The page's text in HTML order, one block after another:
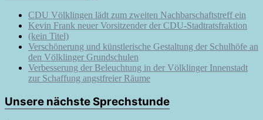
CDU Völklingen lädt zum zweiten Nachbarschaftstreff ein
Kevin Frank neuer Vorsitzender der CDU-Stadtratsfraktion
(kein Titel)
Verschönerung und künstlerische Gestaltung der Schulhöfe an
den Völklinger Grundschulen
Verbesserung der Beleuchtung in der Völklinger Innenstadt
zur Schaffung angstfreier Räume
Unsere nächste Sprechstunde